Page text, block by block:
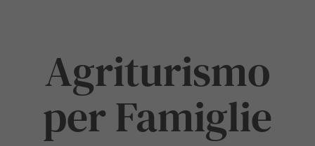
Agriturismo
per Famiglie